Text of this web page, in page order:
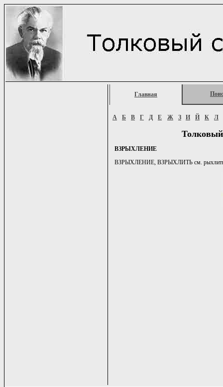
Главная
А Б В Г Д Е Ж З И Й К Л
ВЗРЫХЛЕНИЕ
ВЗРЫХЛЕНИЕ, ВЗРЫХЛИТЬ см.